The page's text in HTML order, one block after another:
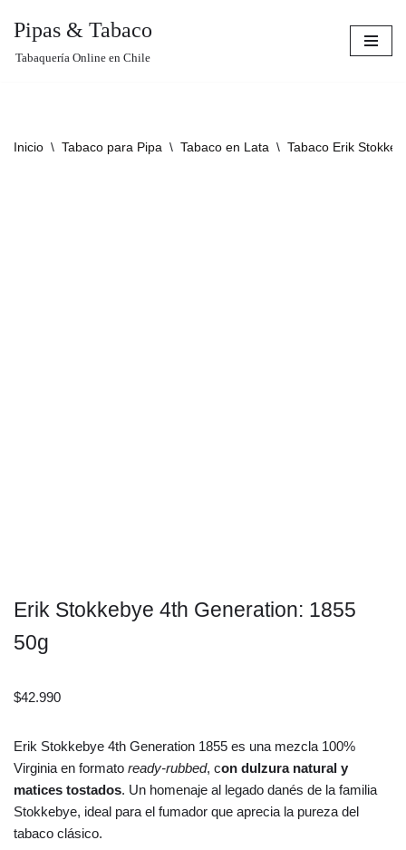
Pipas & Tabaco
Tabaquería Online en Chile
Inicio \ Tabaco para Pipa \ Tabaco en Lata \ Tabaco Erik
Erik Stokkebye 4th Generation: 1855
50g
$42.990
Erik Stokkebye 4th Generation 1855 es una mezcla 100%
Virginia en formato ready-rubbed, con dulzura natural y
matices tostados. Un homenaje al legado danés de la familia
Stokkebye, ideal para el fumador que aprecia la pureza del
tabaco clásico.